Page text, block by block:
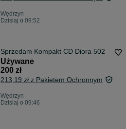
Wędrzyn
Dzisiaj o 09:52
Sprzedam Kompakt CD Diora 502
Używane
200 zł
213,19 zł z Pakietem Ochronnym
Wędrzyn
Dzisiaj o 09:46